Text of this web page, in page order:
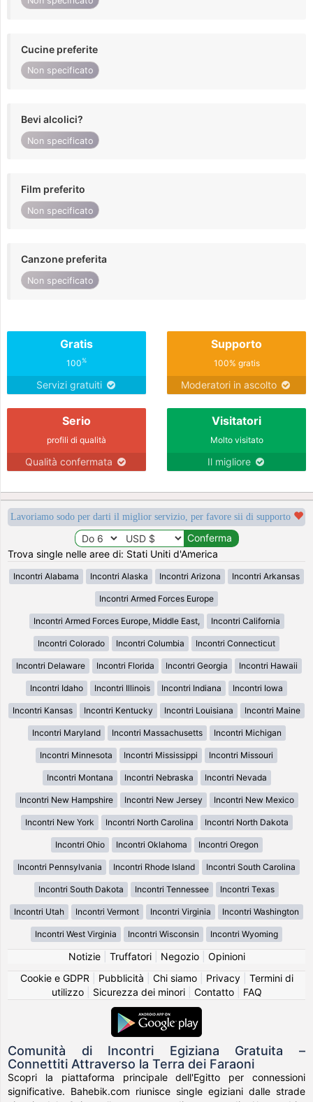
Cucine preferite
Non specificato
Bevi alcolici?
Non specificato
Film preferito
Non specificato
Canzone preferita
Non specificato
Gratis
100%
Servizi gratuiti
Supporto
100% gratis
Moderatori in ascolto
Serio
profili di qualità
Qualità confermata
Visitatori
Molto visitato
Il migliore
Lavoriamo sodo per darti il miglior servizio, per favore sii di supporto
Trova single nelle aree di: Stati Uniti d'America
Incontri Alabama Incontri Alaska Incontri Arizona Incontri Arkansas
Incontri Armed Forces Europe
Incontri Armed Forces Europe, Middle East, Incontri California
Incontri Colorado Incontri Columbia Incontri Connecticut
Incontri Delaware Incontri Florida Incontri Georgia Incontri Hawaii
Incontri Idaho Incontri Illinois Incontri Indiana Incontri Iowa
Incontri Kansas Incontri Kentucky Incontri Louisiana Incontri Maine
Incontri Maryland Incontri Massachusetts Incontri Michigan
Incontri Minnesota Incontri Mississippi Incontri Missouri
Incontri Montana Incontri Nebraska Incontri Nevada
Incontri New Hampshire Incontri New Jersey Incontri New Mexico
Incontri New York Incontri North Carolina Incontri North Dakota
Incontri Ohio Incontri Oklahoma Incontri Oregon
Incontri Pennsylvania Incontri Rhode Island Incontri South Carolina
Incontri South Dakota Incontri Tennessee Incontri Texas
Incontri Utah Incontri Vermont Incontri Virginia Incontri Washington
Incontri West Virginia Incontri Wisconsin Incontri Wyoming
Notizie| Truffatori| Negozio| Opinioni
Cookie e GDPR
Pubblicità Chi siamo| Privacy| Termini di
utilizzo| Sicurezza dei minori| Contatto| FAQ
Comunità di Incontri Egiziana Gratuita –
Connettiti Attraverso la Terra dei Faraoni
Scopri la piattaforma principale dell'Egitto per connessioni
significative. Bahebik.com riunisce single egiziani dalle strade